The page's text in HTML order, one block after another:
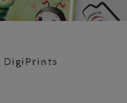
DigiPrints